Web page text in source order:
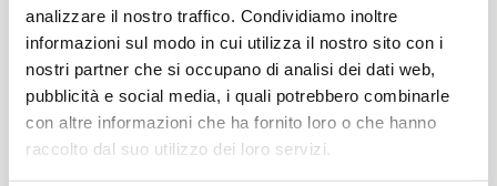
analizzare il nostro traffico. Condividiamo inoltre
informazioni sul modo in cui utilizza il nostro sito con i
nostri partner che si occupano di analisi dei dati web,
pubblicità e social media, i quali potrebbero combinarle
con altre informazioni che ha fornito loro o che hanno
raccolto dal suo utilizzo dei loro servizi.
Temi
Attività per il tempo libero e giochi
Regioni